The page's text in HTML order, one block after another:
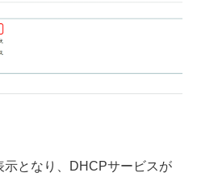
となり、DHCPサービスが